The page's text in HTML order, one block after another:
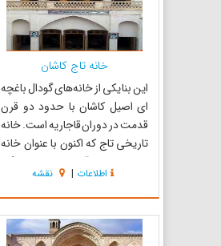
خانه تاج کاشان
این بنا یکی از خانه‌های گودال باغچه
ای اصیل کاشان با حدود دو قرن
قدمت در دوران قاجاریه است. خانه
تاریخی تاج که اکنون با عنوان خانه
هنرمندان از آن کاربری فرهنگی
می‌شود دارای 700 مترمربع عرصه و
800 مترمربع اعیانی و برخوردار از
معماری ارزشمند بومی از نمونه
خانه‌های عام مردم کاشان در آن د...
اطلاعات | نقشه